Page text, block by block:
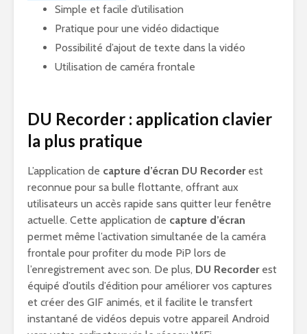
Simple et facile d’utilisation
Pratique pour une vidéo didactique
Possibilité d’ajout de texte dans la vidéo
Utilisation de caméra frontale
DU Recorder : application clavier
la plus pratique
L’application de capture d’écran DU Recorderest
reconnue pour sa bulle flottante, offrant aux
utilisateurs un accès rapide sans quitter leur fenêtre
actuelle. Cette application de capture d’écran
permet même l’activation simultanée de la caméra
frontale pour profiter du mode PiP lors de
l’enregistrement avec son. De plus, DU Recorderest
équipé d’outils d’édition pour améliorer vos captures
et créer des GIF animés, et il facilite le transfert
instantané de vidéos depuis votre appareil Android